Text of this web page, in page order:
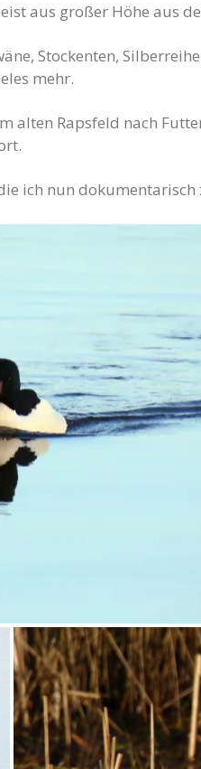
aus großer Höhe aus
Stockenten,
mehr.
alten Rapsfeld nach
ich nun dokumentarisch